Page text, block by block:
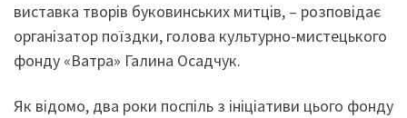
виставка творів буковинських митців, – розповідає
організатор поїздки, голова культурно-мистецького
фонду «Ватра» Галина Осадчук.
Як відомо, два роки поспіль з ініціативи цього фонду